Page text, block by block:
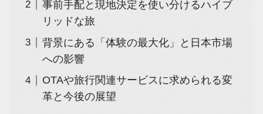
事前手配と現地決定を使い分けるハイブ
リッドな旅
背景にある「体験の最大化」と日本市場
への影響
OTAや旅行関連サービスに求められる変
革と今後の展望